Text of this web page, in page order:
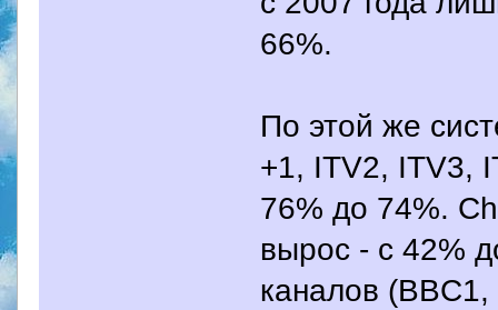
66%.
По этой же
+1, ITV2, ITV3,
76% до 74%.
вырос - с 42%
каналов